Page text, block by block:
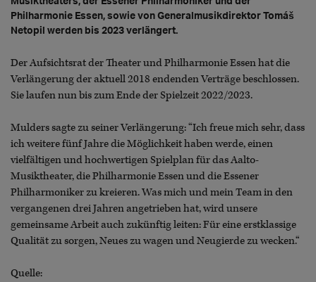
Philharmonie Essen, sowie von Generalmusikdirektor Tomáš
Netopil werden bis 2023 verlängert.
Der Aufsichtsrat der Theater und Philharmonie Essen hat die
Verlängerung der aktuell 2018 endenden Verträge beschlossen.
Sie laufen nun bis zum Ende der Spielzeit 2022/2023.
Mulders sagte zu seiner Verlängerung: “Ich freue mich sehr, dass
ich weitere fünf Jahre die Möglichkeit haben werde, einen
vielfältigen und hochwertigen Spielplan für das Aalto-
Musiktheater, die Philharmonie Essen und die Essener
Philharmoniker zu kreieren. Was mich und mein Team in den
vergangenen drei Jahren angetrieben hat, wird unsere
gemeinsame Arbeit auch zukünftig leiten: Für eine erstklassige
Qualität zu sorgen, Neues zu wagen und Neugierde zu wecken.“
Quelle: